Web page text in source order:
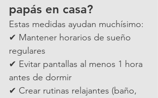
papás en casa?
Estas medidas ayudan muchísimo:
✔ Mantener horarios de sueño
regulares
✔ Evitar pantallas al menos 1 hora
antes de dormir
✔ Crear rutinas relajantes (baño,